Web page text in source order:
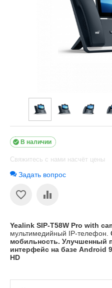
В наличии

Свяжитесь с нами насчёт цены
Задать вопрос
Yealink SIP-T58W Pro with
мультимедийный IP-телефон.
мобильность. Улучшенный
интерфейс на базе Android
HD